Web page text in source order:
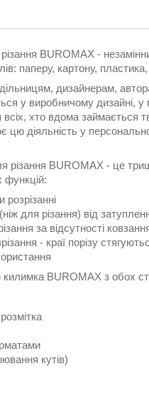
BUROMAX -
паперу, картону,
дизайнерам,
у виробничому дизайні,
хто вдома займається
цю діяльність у
різання BUROMAX - це
функцій:
для різання) від
за відсутності
- краї порізу
BUROMAX з обох
кутів)